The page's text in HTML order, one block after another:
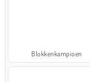
Blokkenkampioen